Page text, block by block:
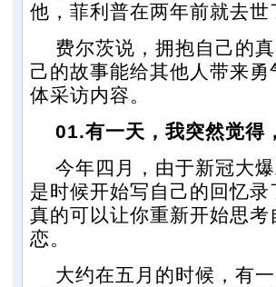
他，菲利普在两年前就去世
费尔茨说，拥抱自己的真
己的故事能给其他人带来
体采访内容。
01.有一天，我突然觉得
今年四月，由于新冠大爆
是时候开始写自己的回忆
真的可以让你重新开始思
恋。
大约在五月的时候，有一